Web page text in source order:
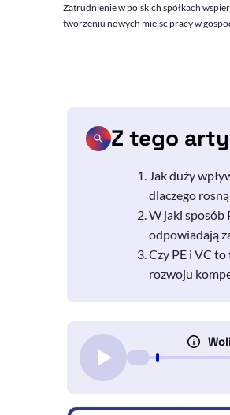
Zatrudnienie w polskich spółkach
tworzeniu nowych miejsc pracy w
Z tego
Jak duży
dlaczego
W jaki sposób
odpowiadają
Czy PEi VC to
rozwoju